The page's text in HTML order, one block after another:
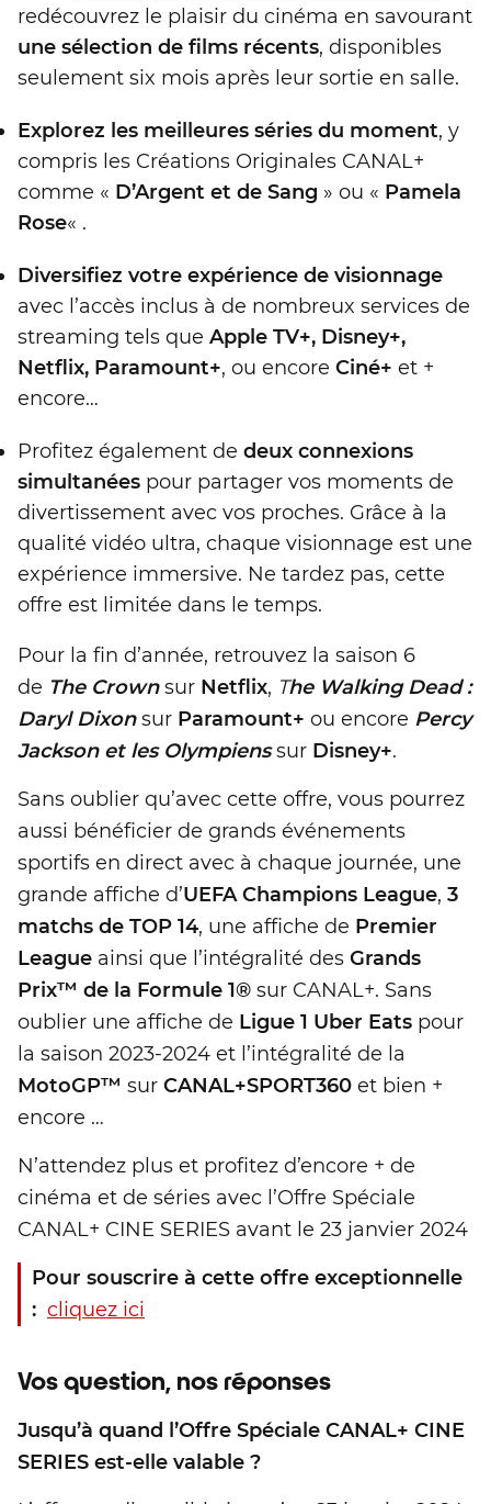
redécouvrez le plaisir du cinéma en savourant
une sélection de films récents, disponibles
seulement six mois après leur sortie en salle.
Explorez les meilleures séries du moment, y
compris les Créations Originales CANAL+
comme « D’Argent et de Sang » ou « Pamela
Rose« .
Diversifiez votre expérience de visionnage
avec l’accès inclus à de nombreux services de
streaming tels que Apple TV+, Disney+,
Netflix, Paramount+, ou encore Ciné+ et +
encore…
Profitez également de deux connexions
simultanées pour partager vos moments de
divertissement avec vos proches. Grâce à la
qualité vidéo ultra, chaque visionnage est une
expérience immersive. Ne tardez pas, cette
offre est limitée dans le temps.
Pour la fin d’année, retrouvez la saison 6
de The Crownsur Netflix, The Walking Dead :
Daryl Dixonsur Paramount+ ou encore Percy
Jackson et les Olympienssur Disney+.
Sans oublier qu’avec cette offre, vous pourrez
aussi bénéficier de grands événements
sportifs en direct avec à chaque journée, une
grande affiche d’UEFA Champions League, 3
matchs de TOP 14, une affiche de Premier
League ainsi que l’intégralité des Grands
Prix™ de la Formule 1® sur CANAL+. Sans
oublier une affiche de Ligue 1 Uber Eats pour
la saison 2023-2024 et l’intégralité de la
MotoGP™ sur CANAL+SPORT360 et bien +
encore …
N’attendez plus et profitez d’encore + de
cinéma et de séries avec l’Offre Spéciale
CANAL+ CINE SERIES avant le 23 janvier 2024
Pour souscrire à cette offre exceptionnelle
: cliquez ici
Vos question, nos réponses
Jusqu’à quand l’Offre Spéciale CANAL+ CINE
SERIES est-elle valable ?